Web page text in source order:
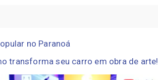
no Paranoá
transforma seu carro em obra de arte!